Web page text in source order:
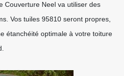
Couverture Neel va utiliser des
Vos tuiles 95810 seront propres,
étanchéité optimale à votre toiture